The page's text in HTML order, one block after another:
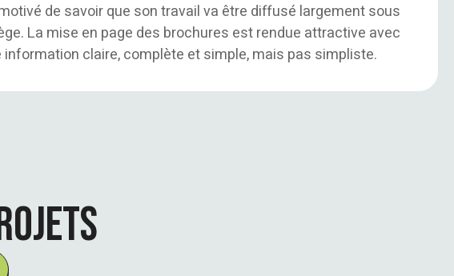
de savoir que son travail va être diffusé largement sous
La mise en page des brochures est rendue attractive avec
information claire, complète et simple, mais pas simpliste.